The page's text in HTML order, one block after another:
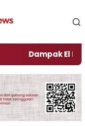
Dampak El Nino,